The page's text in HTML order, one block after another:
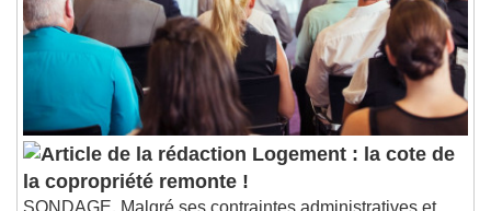
Logement : la cote de
la copropriété remonte !